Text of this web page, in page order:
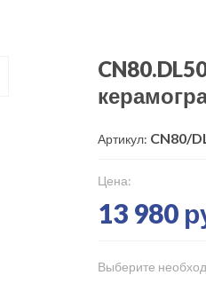
Артикул: CN80/
Цена:
13 980
Выберите